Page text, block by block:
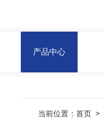
产品中心
当前位置： 首页>